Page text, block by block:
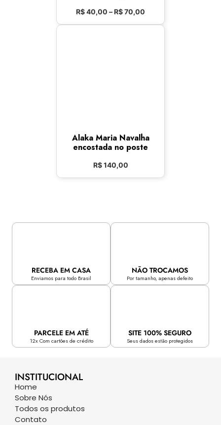
R$40,00 –R$70,00
Alaka Maria Navalha
encostada no poste
R$140,00
RECEBA EM CASA
Enviamos para todo Brasil
NÃO TROCAMOS
Por tamanho, apenas defeito
PARCELE EM ATÉ
12x Com cartões de crédito
SITE 100% SEGURO
Seus dados estão protegidos
INSTITUCIONAL
Home
Sobre Nós
Todos os produtos
Contato